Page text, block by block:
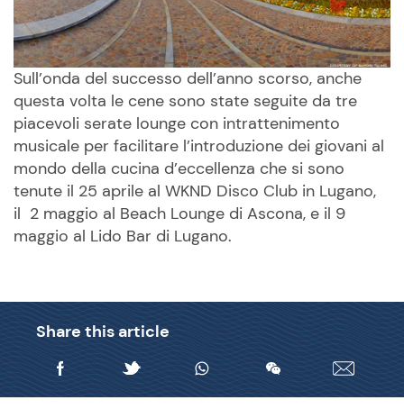
Sull’onda del successo dell’anno scorso, anche
questa volta le cene sono state seguite da tre
piacevoli serate lounge con intrattenimento
musicale per facilitare l’introduzione dei giovani al
mondo della cucina d’eccellenza che si sono
tenute il 25 aprile al WKND Disco Club in Lugano,
il 2 maggio al Beach Lounge di Ascona, e il 9
maggio al Lido Bar di Lugano.
Share this article